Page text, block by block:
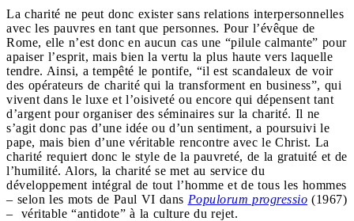
La charité ne peut donc exister sans relations interpersonnelles
avec les pauvres en tant que personnes. Pour l’évêque de
Rome, elle n’est donc en aucun cas une “pilule calmante” pour
apaiser l’esprit, mais bien la vertu la plus haute vers laquelle
tendre. Ainsi, a tempêté le pontife, “il est scandaleux de voir
des opérateurs de charité qui la transforment en business”, qui
vivent dans le luxe et l’oisiveté ou encore qui dépensent tant
d’argent pour organiser des séminaires sur la charité. Il ne
s’agit donc pas d’une idée ou d’un sentiment, a poursuivi le
pape, mais bien d’une véritable rencontre avec le Christ. La
charité requiert donc le style de la pauvreté, de la gratuité et de
l’humilité. Alors, la charité se met au service du
développement intégral de tout l’homme et de tous les hommes
– selon les mots de Paul VI dans Populorum progressio (1967)
– véritable “antidote” à la culture du rejet.